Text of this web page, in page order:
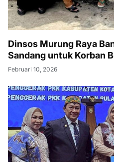
Dinsos Murung Raya
Sandang untuk Korban
Februari 10, 2026